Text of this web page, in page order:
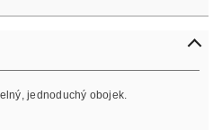
jednoduchý obojek.